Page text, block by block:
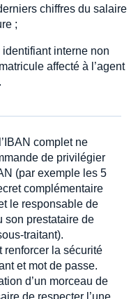
chiffres du salaire
;
interne non
affecté à l’agent
complet ne
de privilégier
(par exemple les 5
complémentaire
le responsable de
son prestataire de
traitant).
renforcer la sécurité
et mot de passe.
d’un morceau de
de respecter l’une